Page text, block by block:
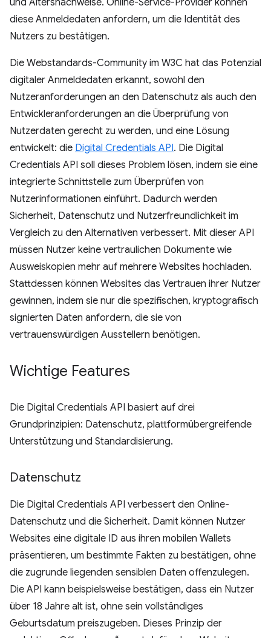
und Altersnachweise. Online-Service-Provider können
diese Anmeldedaten anfordern, um die Identität des
Nutzers zu bestätigen.
Die Webstandards-Community im W3C hat das Potenzial
digitaler Anmeldedaten erkannt, sowohl den
Nutzeranforderungen an den Datenschutz als auch den
Entwickleranforderungen an die Überprüfung von
Nutzerdaten gerecht zu werden, und eine Lösung
entwickelt: die Digital Credentials API. Die Digital
Credentials API soll dieses Problem lösen, indem sie eine
integrierte Schnittstelle zum Überprüfen von
Nutzerinformationen einführt. Dadurch werden
Sicherheit, Datenschutz und Nutzerfreundlichkeit im
Vergleich zu den Alternativen verbessert. Mit dieser API
müssen Nutzer keine vertraulichen Dokumente wie
Ausweiskopien mehr auf mehrere Websites hochladen.
Stattdessen können Websites das Vertrauen ihrer Nutzer
gewinnen, indem sie nur die spezifischen, kryptografisch
signierten Daten anfordern, die sie von
vertrauenswürdigen Ausstellern benötigen.
Wichtige Features
Die Digital Credentials API basiert auf drei
Grundprinzipien: Datenschutz, plattformübergreifende
Unterstützung und Standardisierung.
Datenschutz
Die Digital Credentials API verbessert den Online-
Datenschutz und die Sicherheit. Damit können Nutzer
Websites eine digitale ID aus ihren mobilen Wallets
präsentieren, um bestimmte Fakten zu bestätigen, ohne
die zugrunde liegenden sensiblen Daten offenzulegen.
Die API kann beispielsweise bestätigen, dass ein Nutzer
über 18 Jahre alt ist, ohne sein vollständiges
Geburtsdatum preiszugeben. Dieses Prinzip der